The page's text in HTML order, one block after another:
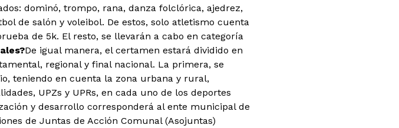
dominó, trompo, rana, danza folclórica, ajedrez,
de salón y voleibol. De estos, solo atletismo cuenta
de 5k. El resto, se llevarán a cabo en categoría
De igual manera, el certamen estará dividido en
regional y final nacional. La primera, se
teniendo en cuenta la zona urbana y rural,
UPZs y UPRs, en cada uno de los deportes
y desarrollo corresponderá al ente municipal de
de Juntas de Acción Comunal (Asojuntas)